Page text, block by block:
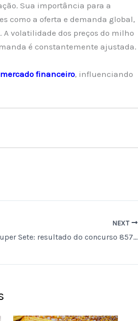
Sua importância para a
como a oferta e demanda global,
volatilidade dos preços do milho
é constantemente ajustada.
mercado financeiro, influenciando
NEXT
Super Sete: resultado do concurso 857 e números sorteados hoje